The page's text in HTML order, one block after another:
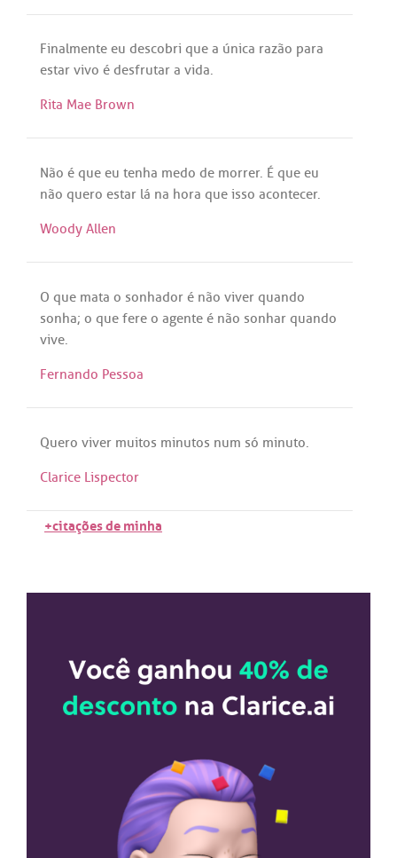
Finalmente eu descobri que a única razão para
estar vivo é desfrutar a vida.
Rita Mae Brown
Não é que eu tenha medo de morrer. É que eu
não quero estar lá na hora que isso acontecer.
Woody Allen
O que mata o sonhador é não viver quando
sonha; o que fere o agente é não sonhar quando
vive.
Fernando Pessoa
Quero viver muitos minutos num só minuto.
Clarice Lispector
+citações de minha